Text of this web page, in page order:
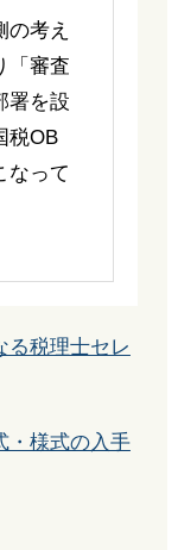
考え
「審査
署を設
税OB
なって
る税理士セレ
・様式の入手